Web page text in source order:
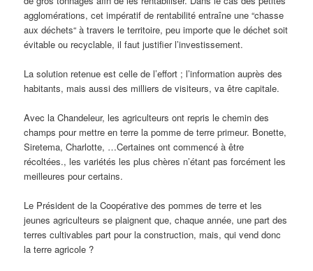
agglomérations, cet impératif de rentabilité entraîne une “chasse
aux déchets“ à travers le territoire, peu importe que le déchet soit
évitable ou recyclable, il faut justifier l’investissement.
La solution retenue est celle de l’effort ; l’information auprès des
habitants, mais aussi des milliers de visiteurs, va être capitale.
Avec la Chandeleur, les agriculteurs ont repris le chemin des
champs pour mettre en terre la pomme de terre primeur. Bonette,
Siretema, Charlotte, …Certaines ont commencé à être
récoltées., les variétés les plus chères n’étant pas forcément les
meilleures pour certains.
Le Président de la Coopérative des pommes de terre et les
jeunes agriculteurs se plaignent que, chaque année, une part des
terres cultivables part pour la construction, mais, qui vend donc
la terre agricole ?